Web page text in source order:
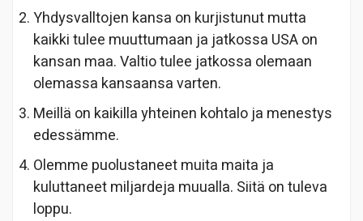
Yhdysvalltojen kansa on kurjistunut mutta
kaikki tulee muuttumaan ja jatkossa USA on
kansan maa. Valtio tulee jatkossa olemaan
olemassa kansaansa varten.
Meillä on kaikilla yhteinen kohtalo ja menestys
edessämme.
Olemme puolustaneet muita maita ja
kuluttaneet miljardeja muualla. Siitä on tuleva
loppu.